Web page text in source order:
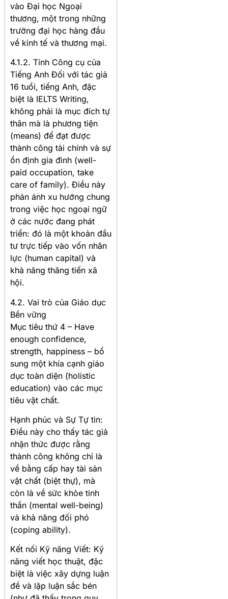
vào Đại học Ngoại
thương, một trong những
trường đại học hàng đầu
về kinh tế và thương mại.
4.1.2. Tính Công cụ của
Tiếng Anh Đối với tác giả
16 tuổi, tiếng Anh, đặc
biệt là IELTS Writing,
không phải là mục đích tự
thân mà là phương tiện
(means) để đạt được
thành công tài chính và sự
ổn định gia đình (well-
paid occupation, take
care of family). Điều này
phản ánh xu hướng chung
trong việc học ngoại ngữ
ở các nước đang phát
triển: đó là một khoản đầu
tư trực tiếp vào vốn nhân
lực (human capital) và
khả năng thăng tiến xã
hội.
4.2. Vai trò của Giáo dục
Bền vững
Mục tiêu thứ 4 – Have
enough confidence,
strength, happiness – bổ
sung một khía cạnh giáo
dục toàn diện (holistic
education) vào các mục
tiêu vật chất.
Hạnh phúc và Sự Tự tin:
Điều này cho thấy tác giả
nhận thức được rằng
thành công không chỉ là
về bằng cấp hay tài sản
vật chất (biệt thự), mà
còn là về sức khỏe tinh
thần (mental well-being)
và khả năng đối phó
(coping ability).
Kết nối Kỹ năng Viết: Kỹ
năng viết học thuật, đặc
biệt là việc xây dựng luận
đề và lập luận sắc bén